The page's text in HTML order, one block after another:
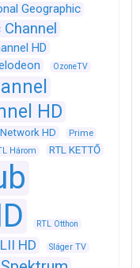
Geographic
HD
OzoneTV
HD
HD Prime
Három RTL KETTŐ
RTL Otthon
HD Sláger TV